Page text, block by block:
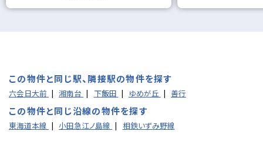
この物件と同じ駅、隣接駅の物件を探す
六会日大前 湘南台 下飯田 ゆめが丘 善行
この物件と同じ沿線の物件を探す
東海道本線 小田急江ノ島線 相鉄いずみ野線